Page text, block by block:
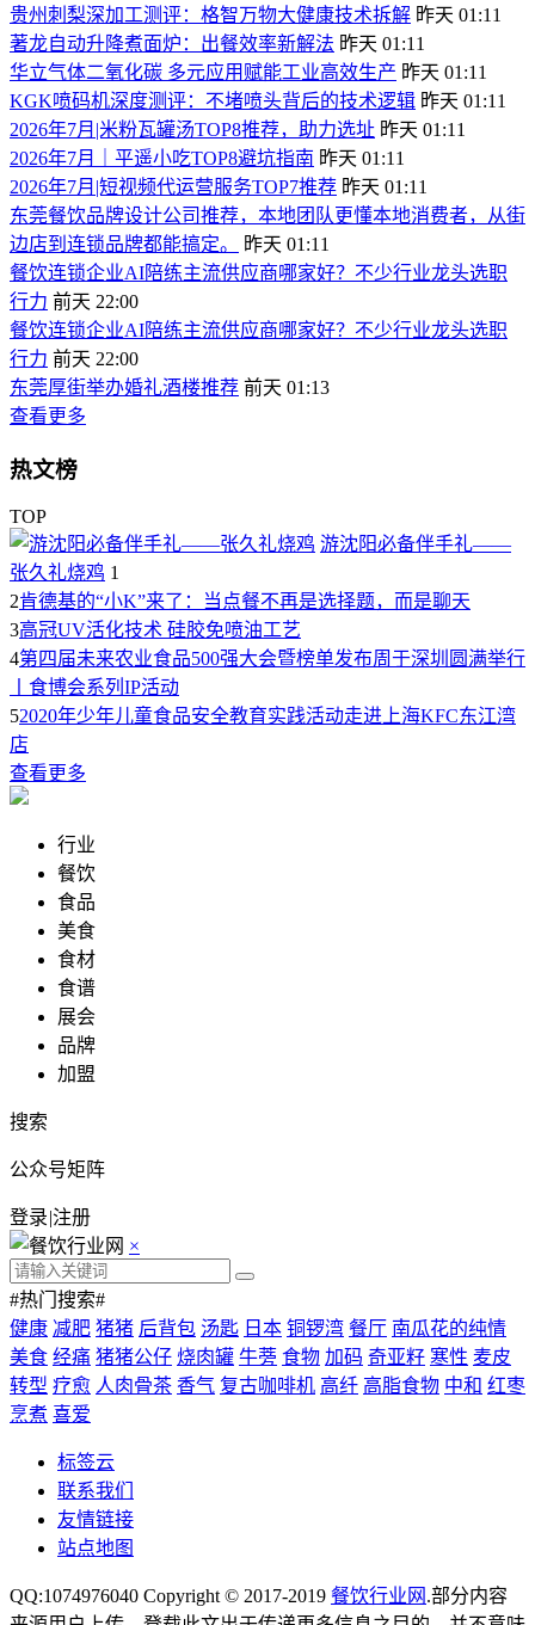
贵州刺梨深加工测评：格智万物大健康技术拆解 昨天 01:11
著龙自动升降煮面炉：出餐效率新解法 昨天 01:11
华立气体二氧化碳 多元应用赋能工业高效生产 昨天 01:11
KGK喷码机深度测评：不堵喷头背后的技术逻辑 昨天 01:11
2026年7月|米粉瓦罐汤TOP8推荐，助力选址 昨天 01:11
2026年7月｜平遥小吃TOP8避坑指南 昨天 01:11
2026年7月|短视频代运营服务TOP7推荐 昨天 01:11
东莞餐饮品牌设计公司推荐，本地团队更懂本地消费者，从街
边店到连锁品牌都能搞定。
昨天 01:11
餐饮连锁企业AI陪练主流供应商哪家好？不少行业龙头选职
行力 前天 22:00
餐饮连锁企业AI陪练主流供应商哪家好？不少行业龙头选职
行力 前天 22:00
东莞厚街举办婚礼酒楼推荐 前天 01:13
查看更多
热文榜
TOP
游沈阳必备伴手礼——
张久礼烧鸡 1
2肯德基的“小K”来了：当点餐不再是选择题，而是聊天
3高冠UV活化技术 硅胶免喷油工艺
4第四届未来农业食品500强大会暨榜单发布周于深圳圆满举行
丨食博会系列IP活动
52020年少年儿童食品安全教育实践活动走进上海KFC东江湾
店
查看更多
行业
餐饮
食品
美食
食材
食谱
展会
品牌
加盟
搜索
公众号矩阵
登录|注册
×
#热门搜索#
健康 减肥 猪猪 后背包 汤匙 日本 铜锣湾 餐厅 南瓜花的纯情
美食 经痛 猪猪公仔 烧肉罐 牛蒡 食物 加码 奇亚籽 寒性 麦皮
转型 疗愈 人肉骨茶 香气 复古咖啡机 高纤 高脂食物 中和 红枣
烹煮 喜爱
标签云
联系我们
友情链接
站点地图
QQ:1074976040 Copyright © 2017-2019 餐饮行业网 .部分内容